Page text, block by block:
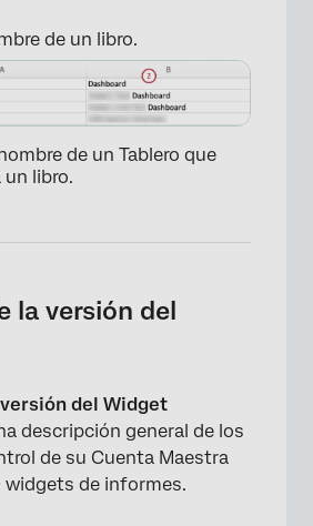
de un libro.
de un Tablero que
un libro.
la versión del
del Widget
descripción general de los
de su Cuenta Maestra
de informes.